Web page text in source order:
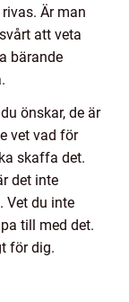
Är man
att veta
bärande
önskar, de är
vet vad för
skaffa det.
det inte
Vet du inte
till med det.
för dig.